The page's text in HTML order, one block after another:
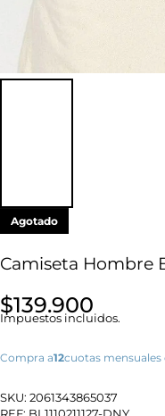
Agotado
Camiseta Hombre
$139.900
Impuestos incluidos.
Compra a12cuotas mensuales
SKU: 2061343865037